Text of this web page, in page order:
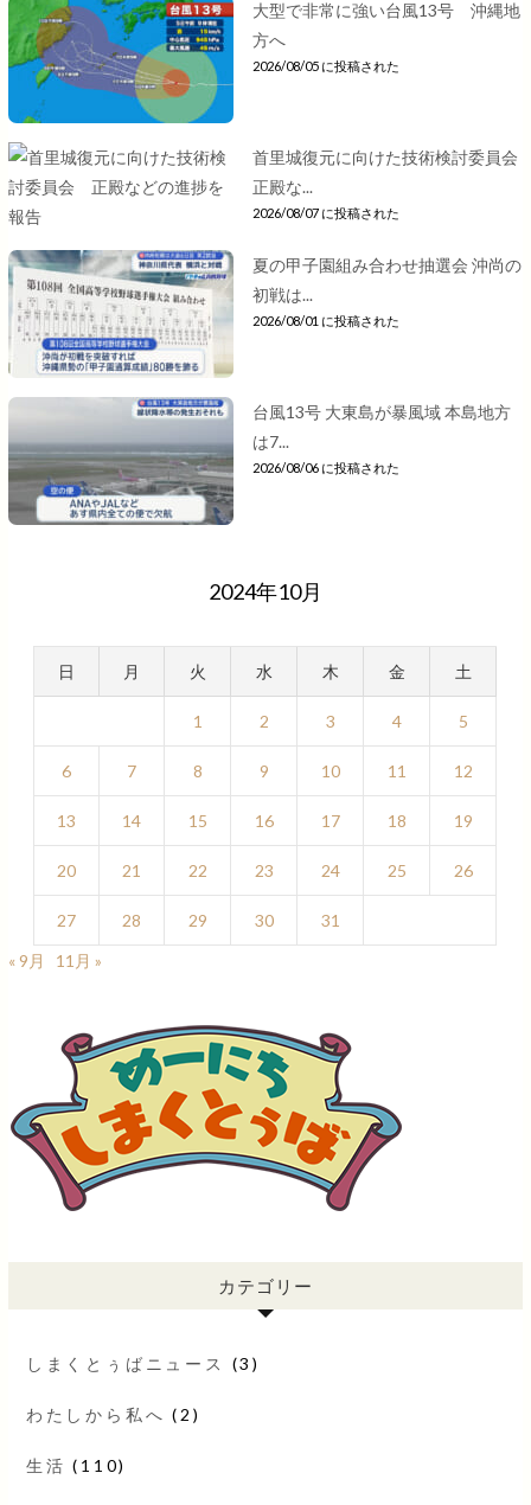
大型で非常に強い台風13号 沖縄地
方へ
2026/08/05 に投稿された
首里城復元に向けた技術検討委員会
正殿な...
2026/08/07 に投稿された
夏の甲子園組み合わせ抽選会 沖尚の
初戦は...
2026/08/01 に投稿された
台風13号 大東島が暴風域 本島地方
は7...
2026/08/06 に投稿された
2024年10月
日 月 火 水 木 金 土
1 2 3 4 5
6 7 8 9 10 11 12
13 14 15 16 17 18 19
20 21 22 23 24 25 26
27 28 29 30
31
« 9月
11月 »
カテゴリー
しまくとぅばニュース (3)
わたしから私へ (2)
生活 (110)